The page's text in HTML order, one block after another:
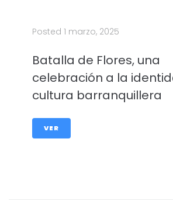
Posted 1 marzo, 2025
Batalla de Flores, una
celebración a la
cultura barranquillera
VER